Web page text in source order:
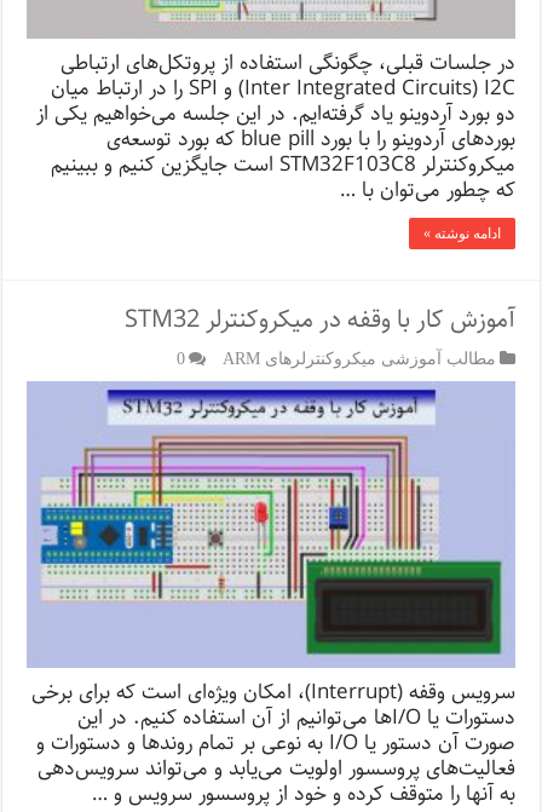
در جلسات قبلی، چگونگی استفاده از پروتکل‌های ارتباطی
Inter Integrated Circuits) I2C) و SPI را در ارتباط میان
دو بورد آردوینو یاد گرفته‌ایم. در این جلسه می‌خواهیم یکی از
بوردهای آردوینو را با بورد blue pill که بورد توسعه‌ی
میکروکنترلر STM32F103C8 است جایگزین کنیم و ببینیم
که چطور می‌توان با …
ادامه نوشته »
آموزش کار با وقفه در میکروکنترلر STM32
مطالب آموزشی میکروکنترلرهای ARM 0
سرویس وقفه (Interrupt)، امکان ویژه‌ای است که برای برخی
دستورات یا I/Oها می‌توانیم از آن استفاده کنیم. در این
صورت آن دستور یا I/O به نوعی بر تمام روند‌ها و دستورات و
فعالیت‌های پروسسور اولویت می‌یابد و می‌تواند سرویس‌دهی
به آنها را متوقف کرده و خود از پروسسور سرویس و …